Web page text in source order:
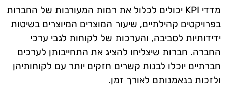
מדדי KPI יכולים לכלול את רמות המעורבות של החברות
בפרויקטים קהילתיים, שיעור המוצרים המיוצרים בשיטות
ידידותיות לסביבה, והערכות של לקוחות לגבי ערכי
החברה. חברות שיצליחו להציג את התחייבותן לערכים
חברתיים יוכלו לבנות קשרים חזקים יותר עם לקוחותיהן
ולזכות בנאמנותם לאורך זמן.